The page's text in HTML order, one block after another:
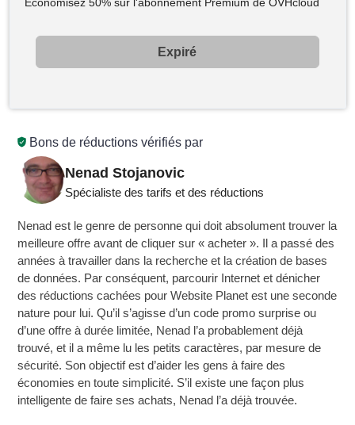
Bons de réductions vérifiés par
Nenad Stojanovic
Spécialiste des tarifs et des réductions
Nenad est le genre de personne qui doit absolument trouver la
meilleure offre avant de cliquer sur « acheter ». Il a passé des
années à travailler dans la recherche et la création de bases
de données. Par conséquent, parcourir Internet et dénicher
des réductions cachées pour Website Planet est une seconde
nature pour lui. Qu’il s’agisse d’un code promo surprise ou
d’une offre à durée limitée, Nenad l’a probablement déjà
trouvé, et il a même lu les petits caractères, par mesure de
sécurité. Son objectif est d’aider les gens à faire des
économies en toute simplicité. S’il existe une façon plus
intelligente de faire ses achats, Nenad l’a déjà trouvée.
Expiré